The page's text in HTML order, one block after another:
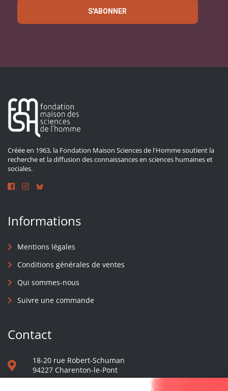
S'ABONNER
Créée en 1963, la Fondation Maison Sciences de l'Homme soutient la
recherche et la diffusion des connaissances en sciences humaines et
sociales.
Informations
Mentions légales
Conditions générales de ventes
Qui sommes-nous
Suivre une commande
Contact
18-20 rue Robert-Schuman
94227 Charenton-le-Pont